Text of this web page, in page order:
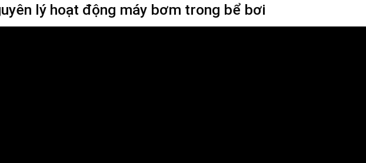
lý hoạt động máy bơm trong bể bơi